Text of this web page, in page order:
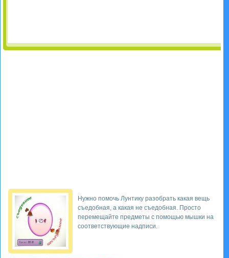
Нужно помочь Лунтику разобрать какая вещь
съедобная, а какая не съедобная. Просто
перемещайте предметы с помощью мышки на
соответствующие надписи.